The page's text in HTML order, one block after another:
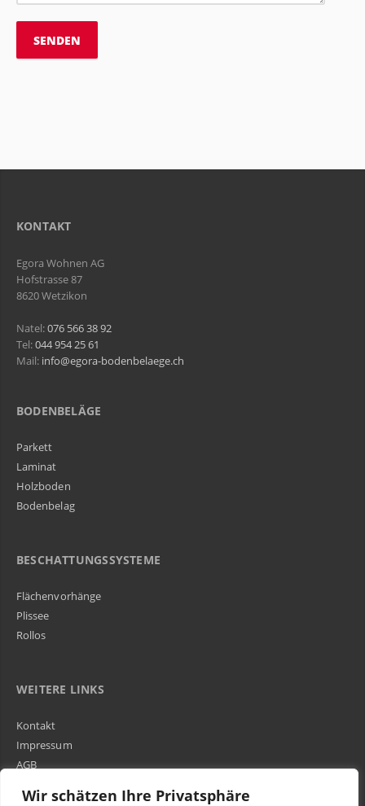
Wir schätzen Ihre Privatsphäre
KONTAKT
Egora Wohnen AG
Hofstrasse 87
8620 Wetzikon
Natel:076 566 38 92
Tel:044 954 25 61
Mail: info@egora-bodenbelaege.ch
BODENBELÄGE
Parkett
Laminat
Holzboden
Bodenbelag
BESCHATTUNGSSYSTEME
Flächenvorhänge
Plissee
Rollos
WEITERE LINKS
Kontakt
Impressum
AGB